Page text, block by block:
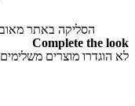
הסליקה באתר
Complete the look
לא הוגדרו מוצרים